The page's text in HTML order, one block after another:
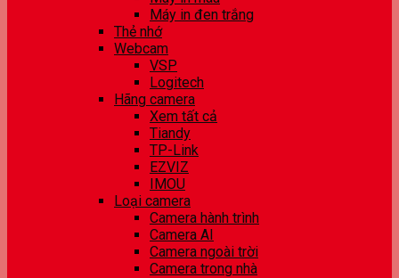
Máy in đen trắng
Thẻ nhớ
Webcam
VSP
Logitech
Hãng camera
Xem tất cả
Tiandy
TP-Link
EZVIZ
IMOU
Loại camera
Camera hành trình
Camera AI
Camera ngoài trời
Camera trong nhà